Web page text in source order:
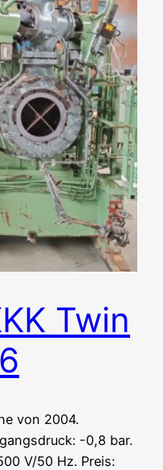
Twin
von 2004.
-0,8 bar.
V/50 Hz. Preis: